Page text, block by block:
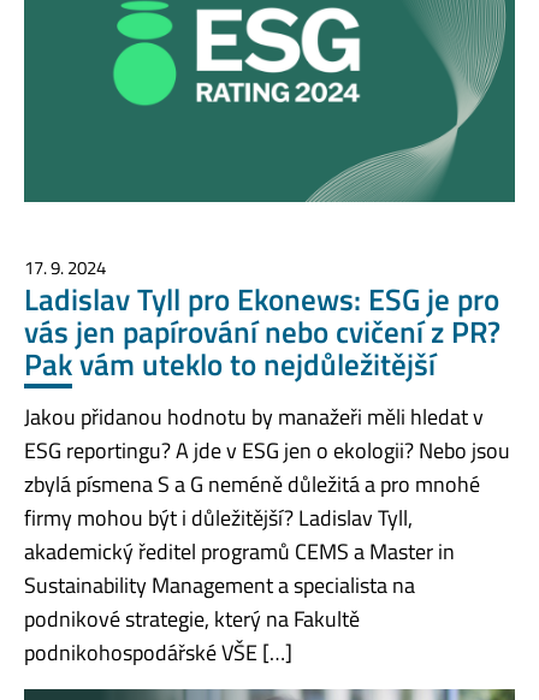
17. 9. 2024
Ladislav Tyll pro Ekonews: ESG je pro
vás jen papírování nebo cvičení z PR?
Pak vám uteklo to nejdůležitější
Jakou přidanou hodnotu by manažeři měli hledat v
ESG reportingu? A jde v ESG jen o ekologii? Nebo jsou
zbylá písmena S a G neméně důležitá a pro mnohé
firmy mohou být i důležitější? Ladislav Tyll,
akademický ředitel programů CEMS a Master in
Sustainability Management a specialista na
podnikové strategie, který na Fakultě
podnikohospodářské VŠE […]